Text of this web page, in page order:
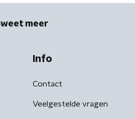
weet meer
Info
Contact
Veelgestelde vragen